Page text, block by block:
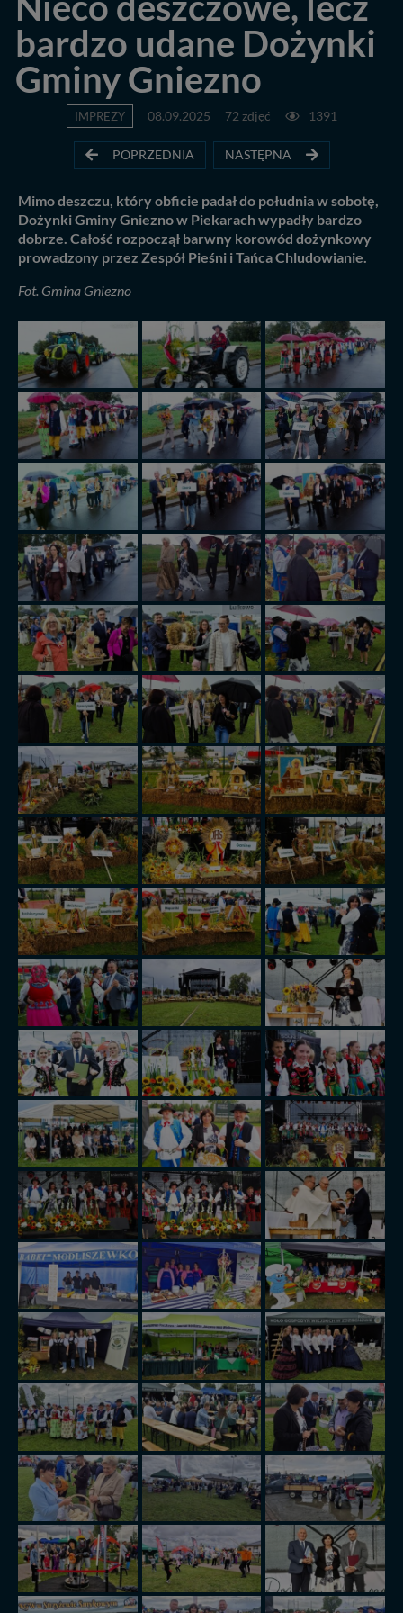
bardzo udane Dożynki
Gminy Gniezno
IMPREZY 08.09.2025 72 zdjęć 1391
POPRZEDNIA NASTĘPNA
Mimo deszczu, który obficie padał do południa w sobotę,
Dożynki Gminy Gniezno w Piekarach wypadły bardzo
dobrze. Całość rozpoczął barwny korowód dożynkowy
prowadzony przez Zespół Pieśni i Tańca Chludowianie.
Fot. Gmina Gniezno